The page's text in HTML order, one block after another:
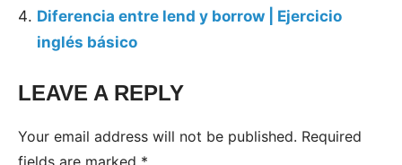
Diferencia entre lend y borrow | Ejercicio
inglés básico
LEAVE A REPLY
Your email address will not be published. Required